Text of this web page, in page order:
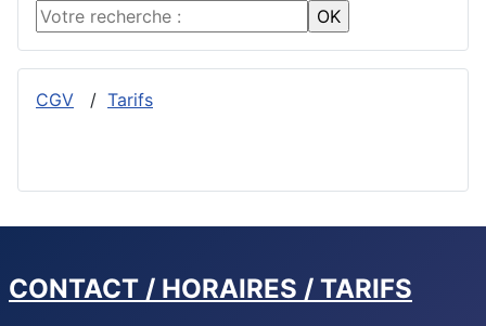
CGV / Tarifs
CONTACT / HORAIRES / TARIFS